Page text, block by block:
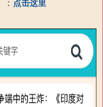
： 点击这里